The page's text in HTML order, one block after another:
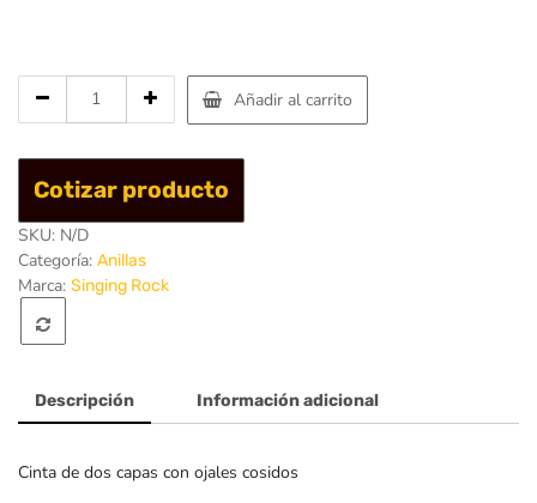
Cantidad
Lanyard
ojo
22KN
-
Singing
Añadir al carrito
Cotizar producto
SKU: N/D
Categoría: Anillas
Marca: Singing Rock
Descripción Información adicional
Cinta de dos capas con ojales cosidos